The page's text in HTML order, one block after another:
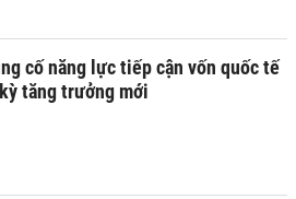
cố năng lực tiếp cận vốn quốc tế
tăng trưởng mới